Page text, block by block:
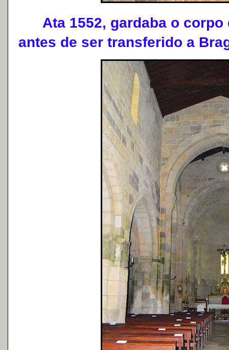
Ata 1552, gardaba o corpo
antes de ser transferido a